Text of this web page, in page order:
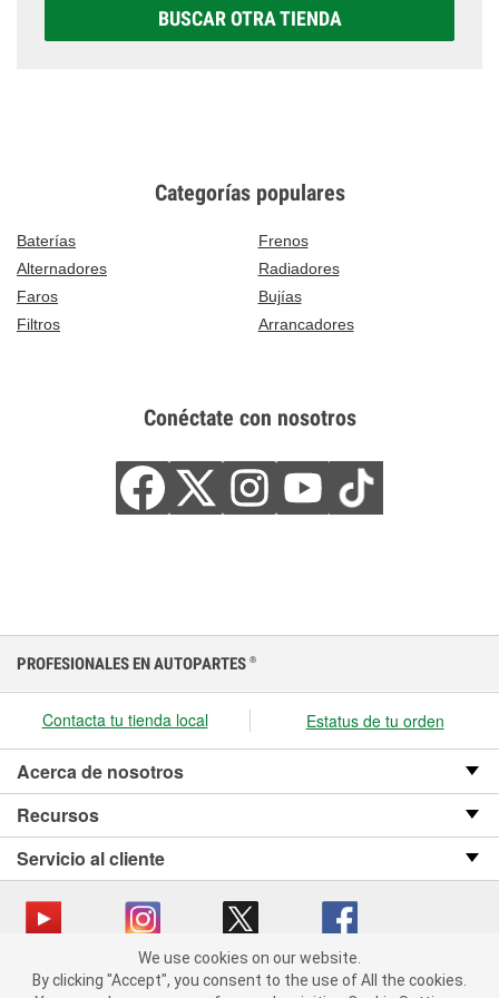
BUSCAR OTRA TIENDA
Categorías populares
Baterías
Frenos
Alternadores
Radiadores
Faros
Bujías
Filtros
Arrancadores
Conéctate con nosotros
We use cookies on our website. By clicking "Accept", you consent
to the use of All the cookies.
PROFESIONALES EN AUTOPARTES ®
Contacta tu tienda local Estatus de tu orden
Acerca de nosotros
Recursos
Servicio al cliente
Copyright © 2008-2026 O’Reilly Auto Parts v OST_3.2.0.0.729 (3) cv1361
We use cookies on our website.
By clicking "Accept", you consent to the use of All the cookies.